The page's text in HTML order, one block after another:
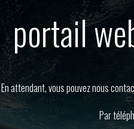
portail
En attendant, vous pouvez nous
Par